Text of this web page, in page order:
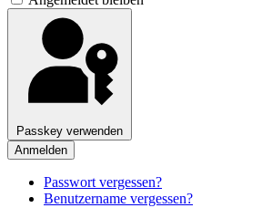
Passkey verwenden
Anmelden
Passwort vergessen?
Benutzername vergessen?